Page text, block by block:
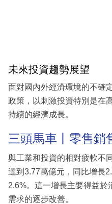
未來投資趨勢展望
面對國內外經濟環境的不確
政策，以刺激投資特別是在
持續的經濟成長。
三頭馬車丨零售銷
與工業和投資的相對疲軟不
達到3.77萬億元，同比增長
2.6%。這一增長主要得益
需求的逐步改善。